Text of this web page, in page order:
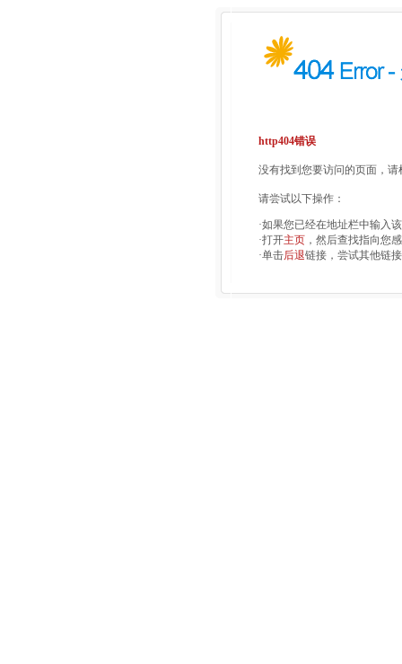
http404错误
没有找到您要访问的页面，
请尝试以下操作：
·如果您已经在地址栏中输入
·打开主页 ，然后查找指向您
·单击后退链接，尝试其他链